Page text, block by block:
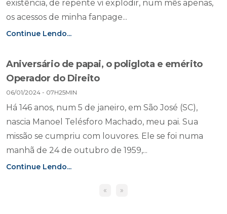
existência, de repente vi explodir, num mês apenas,
os acessos de minha fanpage...
Continue Lendo...
Aniversário de papai, o poliglota e emérito
Operador do Direito
06/01/2024 - 07H25MIN
Há 146 anos, num 5 de janeiro, em São José (SC),
nascia Manoel Telésforo Machado, meu pai. Sua
missão se cumpriu com louvores. Ele se foi numa
manhã de 24 de outubro de 1959,...
Continue Lendo...
« »